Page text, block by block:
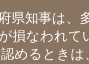
県知事は、
損なわれ
めるとき